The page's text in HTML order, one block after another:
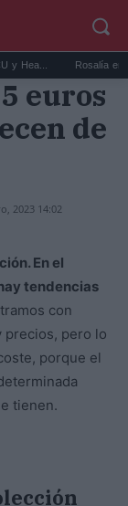
Rosalía en
euros
de
2023 14:02
En el
tendencias
con
precios, pero lo
porque el
tienen.